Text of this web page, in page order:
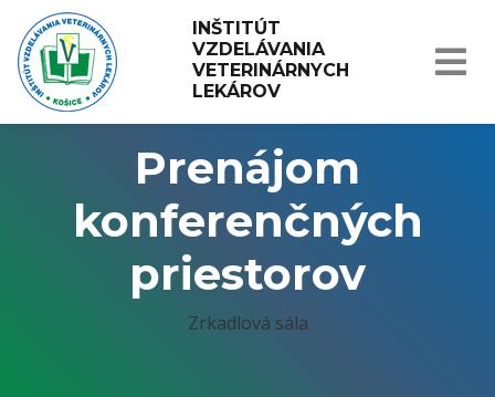
INŠTITÚT
VZDELÁVANIA
VETERINÁRNYCH
LEKÁROV
Prenájom
konferenčných
priestorov
Zrkadlová sála